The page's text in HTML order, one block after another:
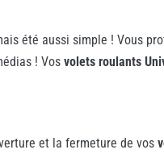
été aussi simple ! Vous
! Vosvolets roulants
et la fermeture de vos